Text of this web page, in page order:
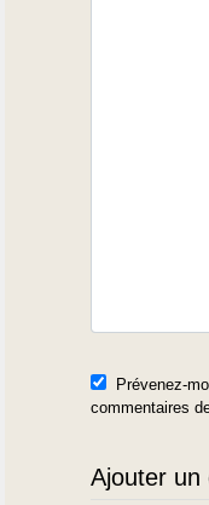
Prévenez-
commentaires
Ajouter un